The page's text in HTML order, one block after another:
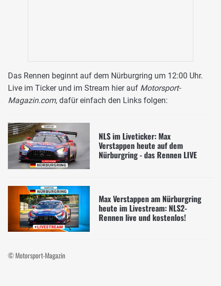
Das Rennen beginnt auf dem Nürburgring um 12:00 Uhr.
Live im Ticker und im Stream hier auf Motorsport-
Magazin.com, dafür einfach den Links folgen:
NLS im Liveticker: Max
Verstappen heute auf dem
Nürburgring - das Rennen LIVE
Max Verstappen am Nürburgring
heute im Livestream: NLS2-
Rennen live und kostenlos!
© Motorsport-Magazin